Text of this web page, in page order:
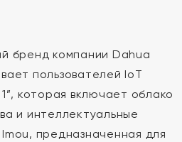
бренд компании Dahua
пользователей IoT
которая включает облако
и интеллектуальные
предназначенная для